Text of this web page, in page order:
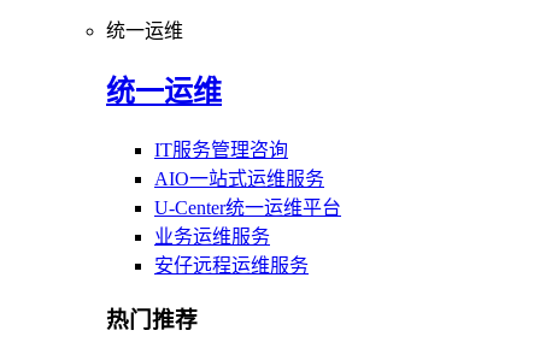
统一运维
统一运维
IT服务管理咨询
AIO一站式运维服务
U-Center统一运维平台
业务运维服务
安仔远程运维服务
热门推荐